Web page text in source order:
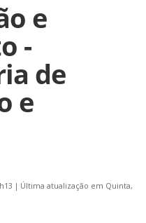
e
-
de
e
| Última atualização em Quinta,